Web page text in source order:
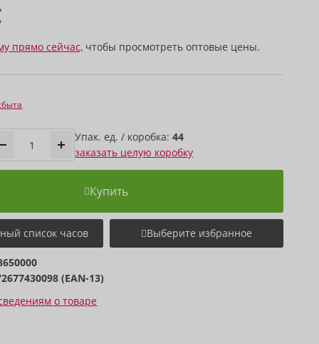
прямо сейчас, чтобы просмотреть оптовые цены.
Упак. ед. / коробка:44
заказать целую коробку
Купить
список часов Выберите избранное
(EAN-13)
о товаре